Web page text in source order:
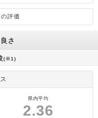
評価
さ
(※1)
県内平均
2.36